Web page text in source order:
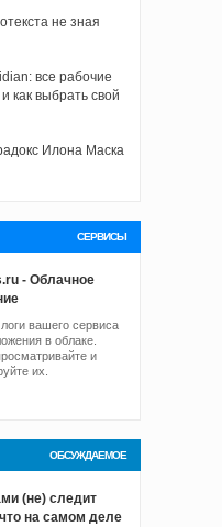
не зная
все рабочие
как выбрать свой
Илона Маска
СЕРВИСЫ
- Облачное
вашего сервиса
в облаке.
и
их.
ОБСУЖДАЕМОЕ
(не) следит
на самом деле